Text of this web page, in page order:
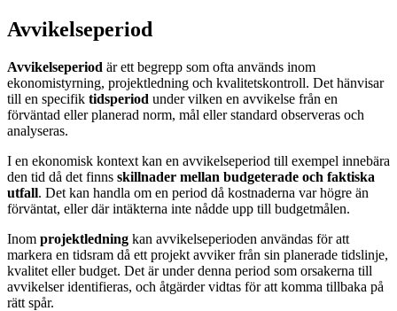
Avvikelseperiod
Avvikelseperiod är ett begrepp som ofta används inom
ekonomistyrning, projektledning och kvalitetskontroll. Det hänvisar
till en specifik tidsperiod under vilken en avvikelse från en
förväntad eller planerad norm, mål eller standard observeras och
analyseras.
I en ekonomisk kontext kan en avvikelseperiod till exempel innebära
den tid då det finns skillnader mellan budgeterade och faktiska
utfall. Det kan handla om en period då kostnaderna var högre än
förväntat, eller där intäkterna inte nådde upp till budgetmålen.
Inom projektledning kan avvikelseperioden användas för att
markera en tidsram då ett projekt avviker från sin planerade tidslinje,
kvalitet eller budget. Det är under denna period som orsakerna till
avvikelser identifieras, och åtgärder vidtas för att komma tillbaka på
rätt spår.